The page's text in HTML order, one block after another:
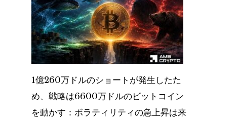
1億260万ドルのショートが発生したた
め、戦略は6600万ドルのビットコイン
を動かす：ボラティリティの急上昇は来